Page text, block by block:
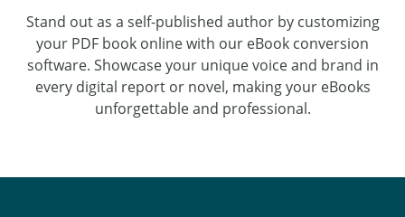
Stand out as a self-published author by customizing
your PDF book online with our eBook conversion
software. Showcase your unique voice and brand in
every digital report or novel, making your eBooks
unforgettable and professional.